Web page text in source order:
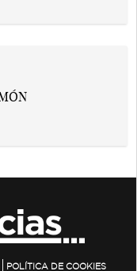
POLÍTICA DE COOKIES